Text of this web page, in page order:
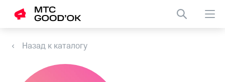
Назад к каталогу